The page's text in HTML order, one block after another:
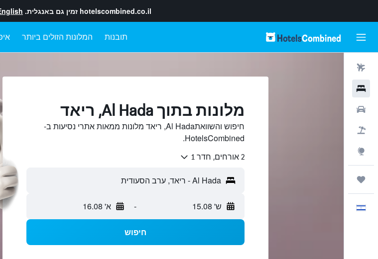
hotelscombined.co.il זמין גם באנגלית.
תובנות המלונות הזולים ביותר
מלונות בתוך Al Hada, ריאד
חיפוש והשוואתAl Hada, ריאד מלונות ממאות אתרי נסיעות ב-
HotelsCombined.
2 אורחים, חדר 1
ש' 15.08 - א' 16.08
חיפוש